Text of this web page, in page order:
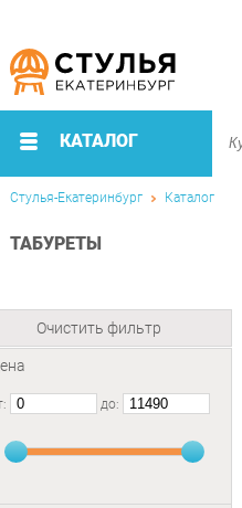
КАТАЛОГ
Стулья-Екатеринбург Каталог
ТАБУРЕТЫ
Очистить фильтр
до: